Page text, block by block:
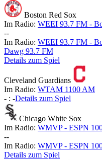
Boston Red Sox
Im Radio: WEEI 93.7 FM -
--
Im Radio: WEEI 93.7 FM -
Dawg 93.7 FM
Details zum Spiel
Cleveland Guardians
Im Radio: WTAM 1100 AM
- : -Details zum Spiel
Chicago White Sox
Im Radio: WMVP - ESPN
--
Im Radio: WMVP - ESPN
Details zum Spiel